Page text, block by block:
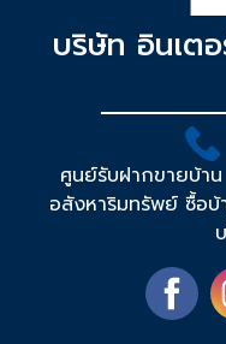
บริษัท อินเต
ศูนย์รับฝากขายบ้า
อสังหาริมทรัพย์ ซื้อ